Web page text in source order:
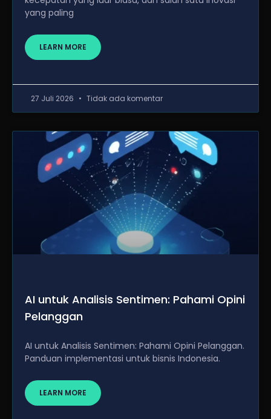
yang paling
LEARN MORE
27 Juli 2026 Tidak ada komentar
AI untuk Analisis Sentimen: Pahami Opini
Pelanggan
AI untuk Analisis Sentimen: Pahami Opini Pelanggan.
Panduan implementasi untuk bisnis Indonesia.
LEARN MORE